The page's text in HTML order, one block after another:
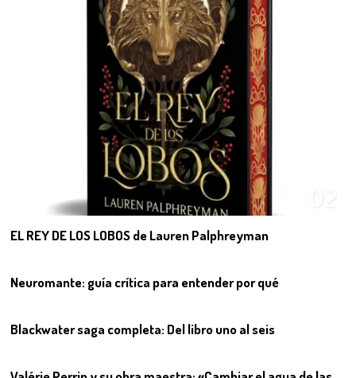
EL REY DE LOS LOBOS de Lauren Palphreyman
Neuromante: guía crítica para entender por qué
Blackwater saga completa: Del libro uno al seis